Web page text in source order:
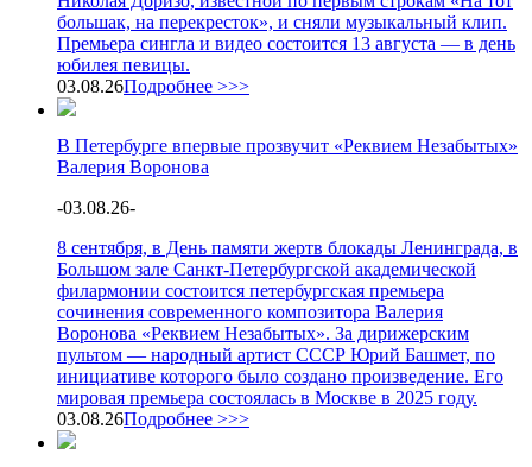
большак, на перекресток», и сняли музыкальный клип.
Премьера сингла и видео состоится 13 августа — в день
юбилея певицы.
03.08.26Подробнее >>>
В Петербурге впервые прозвучит «Реквием Незабытых»
Валерия Воронова
-03.08.26-
8 сентября, в День памяти жертв блокады Ленинграда, в
Большом зале Санкт-Петербургской академической
филармонии состоится петербургская премьера
сочинения современного композитора Валерия
Воронова «Реквием Незабытых». За дирижерским
пультом — народный артист СССР Юрий Башмет, по
инициативе которого было создано произведение. Его
мировая премьера состоялась в Москве в 2025 году.
03.08.26Подробнее >>>